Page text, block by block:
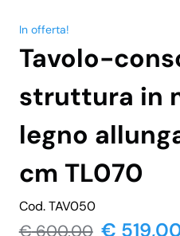
In offerta!
Tavolo-
struttura in
legno
cm TL070
Cod. TAV050
€600,00 €